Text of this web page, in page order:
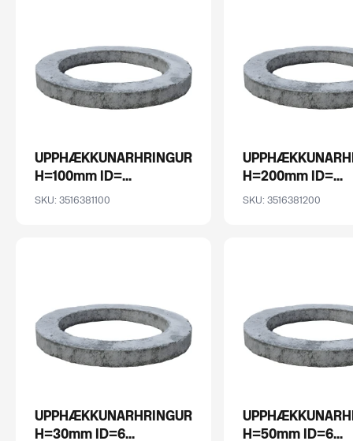
UPPHÆKKUNARHRINGUR
H=100mm ID=...
SKU: 3516381100
H=200mm ID=...
SKU: 3516381200
UPPHÆKKUNARHRINGUR
H=30mm ID=6...
H=50mm ID=6...